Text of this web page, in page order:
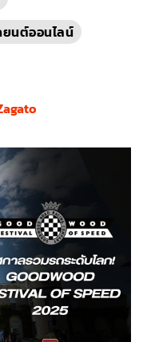
นต์ออนไลน์